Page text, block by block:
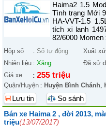
Haima2 1.5
Tình trạng Mới
HA-VVT-1.5
tích xi lanh
82/6000
Hộp số : Số tự động Xuất xứ
Nhiên liệu : Xăng Đã sử
Giá xe
: 255 triệu
Quận/Huyện : Huyện Bình Chánh,
Lưu tin
So sánh
Bán xe Haima 2 , đời 2013,
triệu(13/07/2017)